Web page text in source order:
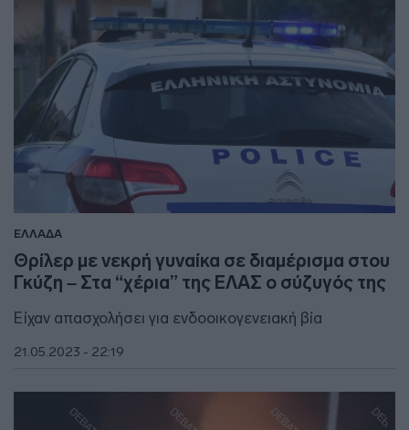
ΕΛΛΑΔΑ
Θρίλερ με νεκρή γυναίκα σε διαμέρισμα στου
Γκύζη – Στα “χέρια” της ΕΛΑΣ ο σύζυγός της
Είχαν απασχολήσει για ενδοοικογενειακή βία
21.05.2023 - 22:19